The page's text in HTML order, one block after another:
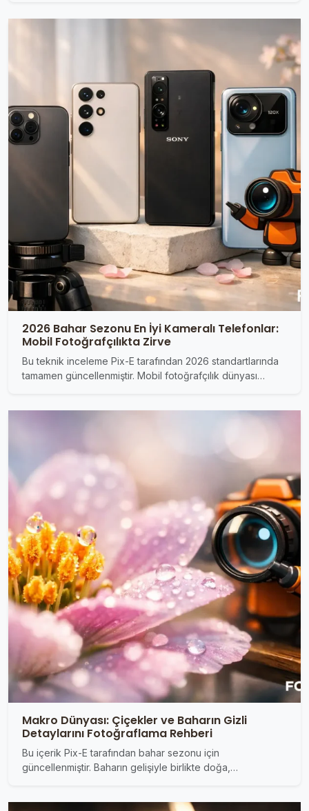
2026 Bahar Sezonu En İyi Kameralı Telefonlar:
Mobil Fotoğrafçılıkta Zirve
Bu teknik inceleme Pix-E tarafından 2026 standartlarında
tamamen güncellenmiştir. Mobil fotoğrafçılık dünyası…
Makro Dünyası: Çiçekler ve Baharın Gizli
Detaylarını Fotoğraflama Rehberi
Bu içerik Pix-E tarafından bahar sezonu için
güncellenmiştir. Baharın gelişiyle birlikte doğa,…